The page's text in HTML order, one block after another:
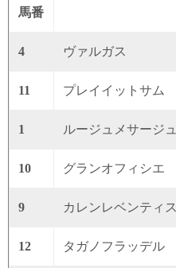
馬番
4 ヴァルガス
11 プレイイットサム
1 ルージュメサージュ
10 グランオフィシエ
9 カレンレベンティス
12 タガノフラッデル